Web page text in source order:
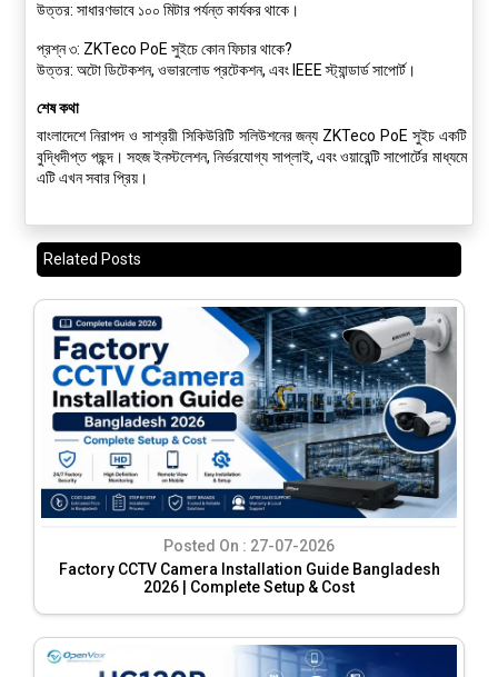
উত্তর: সাধারণভাবে ১০০ মিটার পর্যন্ত কার্যকর থাকে।
প্রশ্ন ৩: ZKTeco PoE সুইচে কোন ফিচার থাকে?
উত্তর: অটো ডিটেকশন, ওভারলোড প্রটেকশন, এবং IEEE স্ট্যান্ডার্ড সাপোর্ট।
শেষ কথা
বাংলাদেশে নিরাপদ ও সাশ্রয়ী সিকিউরিটি সলিউশনের জন্য ZKTeco PoE সুইচএকটি
বুদ্ধিদীপ্ত পছন্দ। সহজ ইনস্টলেশন, নির্ভরযোগ্য সাপ্লাই, এবং ওয়ারেন্টি সাপোর্টের মাধ্যমে
এটি এখন সবার প্রিয়।
Related Posts
Posted On : 27-07-2026
Factory CCTV Camera Installation Guide Bangladesh
2026 | Complete Setup & Cost